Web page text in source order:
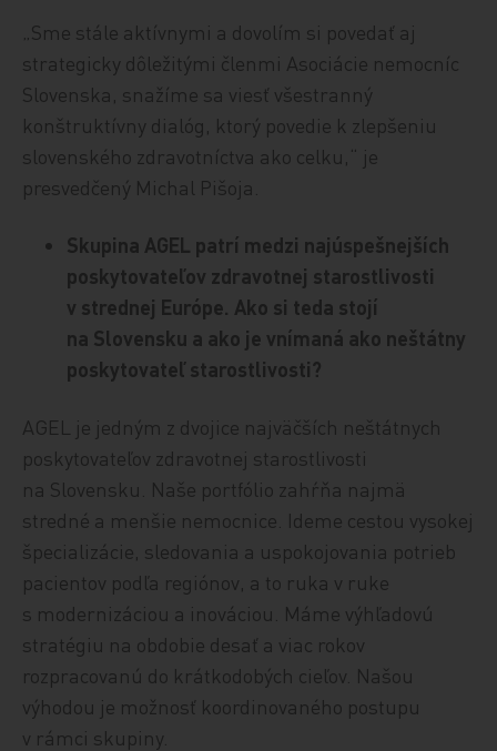
„Sme stále aktívnymi a dovolím si povedať aj
strategicky dôležitými členmi Asociácie nemocníc
Slovenska, snažíme sa viesť všestranný
konštruktívny dialóg, ktorý povedie k zlepšeniu
slovenského zdravotníctva ako celku,“ je
presvedčený Michal Pišoja.
Skupina AGEL patrí medzi najúspešnejších
poskytovateľov zdravotnej starostlivosti
v strednej Európe. Ako si teda stojí
na Slovensku a ako je vnímaná ako neštátny
poskytovateľ starostlivosti?
AGEL je jedným z dvojice najväčších neštátnych
poskytovateľov zdravotnej starostlivosti
na Slovensku. Naše portfólio zahŕňa najmä
stredné a menšie nemocnice. Ideme cestou vysokej
špecializácie, sledovania a uspokojovania potrieb
pacientov podľa regiónov, a to ruka v ruke
s modernizáciou a inováciou. Máme výhľadovú
stratégiu na obdobie desať a viac rokov
rozpracovanú do krátkodobých cieľov. Našou
výhodou je možnosť koordinovaného postupu
v rámci skupiny.